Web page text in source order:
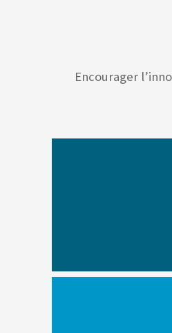
Encourager